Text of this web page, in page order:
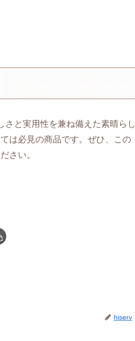
さと実用性を兼ね備えた素晴らし
は必見の商品です。ぜひ、この
さい。
hiserv